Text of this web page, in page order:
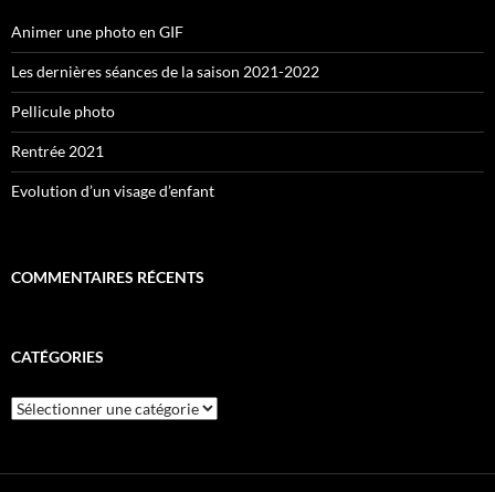
Animer une photo en GIF
Les dernières séances de la saison 2021-2022
Pellicule photo
Rentrée 2021
Evolution d’un visage d’enfant
COMMENTAIRES RÉCENTS
CATÉGORIES
Catégories